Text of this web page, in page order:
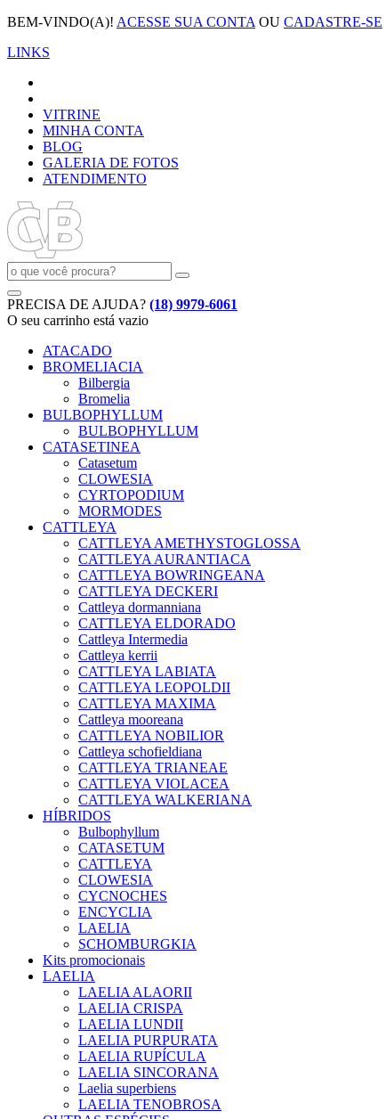
BEM-VINDO(A)! ACESSE SUA CONTA OU CADASTRE-SE
LINKS
VITRINE
MINHA CONTA
BLOG
GALERIA DE FOTOS
ATENDIMENTO
PRECISA DE AJUDA? (18) 9979-6061
O seu carrinho está vazio
ATACADO
BROMELIACIA
Bilbergia
Bromelia
BULBOPHYLLUM
BULBOPHYLLUM
CATASETINEA
Catasetum
CLOWESIA
CYRTOPODIUM
MORMODES
CATTLEYA
CATTLEYA AMETHYSTOGLOSSA
CATTLEYA AURANTIACA
CATTLEYA BOWRINGEANA
CATTLEYA DECKERI
Cattleya dormanniana
CATTLEYA ELDORADO
Cattleya Intermedia
Cattleya kerrii
CATTLEYA LABIATA
CATTLEYA LEOPOLDII
CATTLEYA MAXIMA
Cattleya mooreana
CATTLEYA NOBILIOR
Cattleya schofieldiana
CATTLEYA TRIANEAE
CATTLEYA VIOLACEA
CATTLEYA WALKERIANA
HÍBRIDOS
Bulbophyllum
CATASETUM
CATTLEYA
CLOWESIA
CYCNOCHES
ENCYCLIA
LAELIA
SCHOMBURGKIA
Kits promocionais
LAELIA
LAELIA ALAORII
LAELIA CRISPA
LAELIA LUNDII
LAELIA PURPURATA
LAELIA RUPÍCULA
LAELIA SINCORANA
Laelia superbiens
LAELIA TENOBROSA